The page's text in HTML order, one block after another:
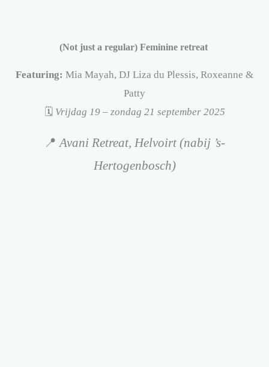
(Not just a regular) Feminine retreat
Featuring: Mia Mayah, DJ Liza du Plessis, Roxeanne &
Patty
🗓️ Vrijdag 19 – zondag 21 september 2025
📍 Avani Retreat, Helvoirt (nabij ’s-
Hertogenbosch)